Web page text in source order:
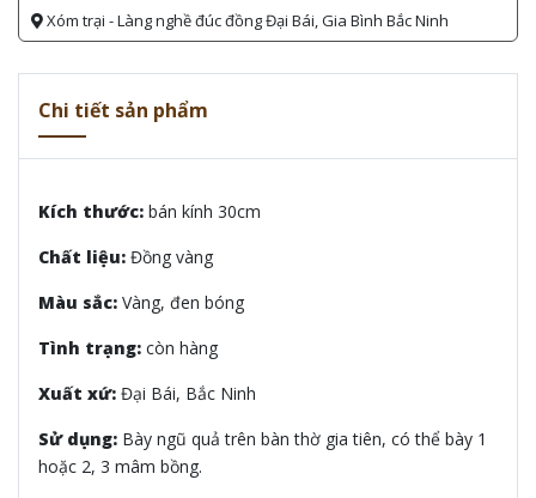
Xóm trại - Làng nghề đúc đồng Đại Bái, Gia Bình Bắc Ninh
Chi tiết sản phẩm
Kích thước: bán kính 30cm
Chất liệu: Đồng vàng
Màu sắc: Vàng, đen bóng
Tình trạng: còn hàng
Xuất xứ: Đại Bái, Bắc Ninh
Sử dụng: Bày ngũ quả trên bàn thờ gia tiên, có thể bày 1
hoặc 2, 3 mâm bồng.